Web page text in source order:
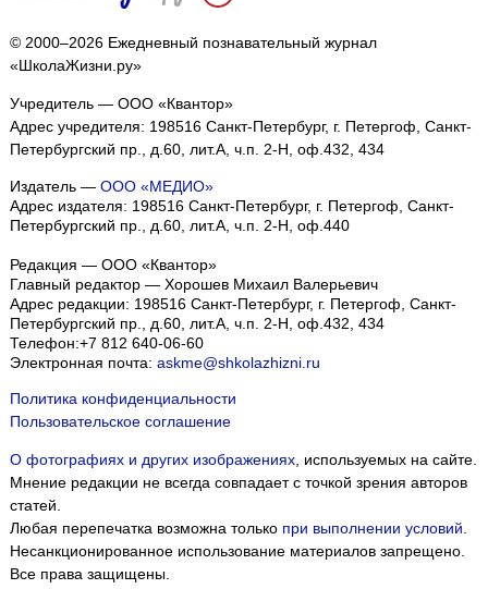
© 2000–2026 Ежедневный познавательный журнал
«ШколаЖизни.ру»
Учредитель — ООО «Квантор»
Адрес учредителя: 198516 Санкт-Петербург, г. Петергоф, Санкт-
Петербургский пр., д.60, лит.А, ч.п. 2-Н, оф.432, 434
Издатель — ООО «МЕДИО»
Адрес издателя: 198516 Санкт-Петербург, г. Петергоф, Санкт-
Петербургский пр., д.60, лит.А, ч.п. 2-Н, оф.440
Редакция — ООО «Квантор»
Главный редактор — Хорошев Михаил Валерьевич
Адрес редакции: 198516 Санкт-Петербург, г. Петергоф Санкт-
Петербургский пр., д.60, лит.А, ч.п. 2-Н, оф.432, 434
Телефон:+7 812 640-06-60
Электронная почта: askme@shkolazhizni.ru
Политика конфиденциальности
Пользовательское соглашение
О фотографиях и других изображениях, используемых на сайте.
Мнение редакции не всегда совпадает с точкой зрения авторов
статей.
Любая перепечатка возможна только при выполнении условий
Несанкционированное использование материалов запрещено.
Все права защищены.